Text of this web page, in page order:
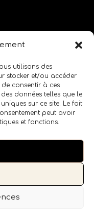
utilisons des
stocker et/ou accéder
consentir à ces
données telles que le
sur ce site. Le fait
peut avoir
et fonctions.
SOCIAUX